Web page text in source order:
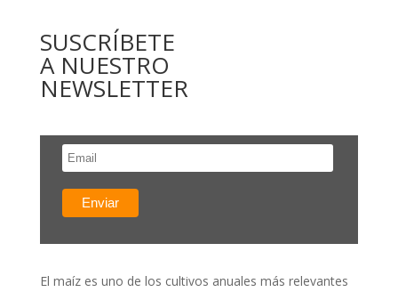
SUSCRÍBETE
A NUESTRO
NEWSLETTER
El maíz es uno de los cultivos anuales más relevantes